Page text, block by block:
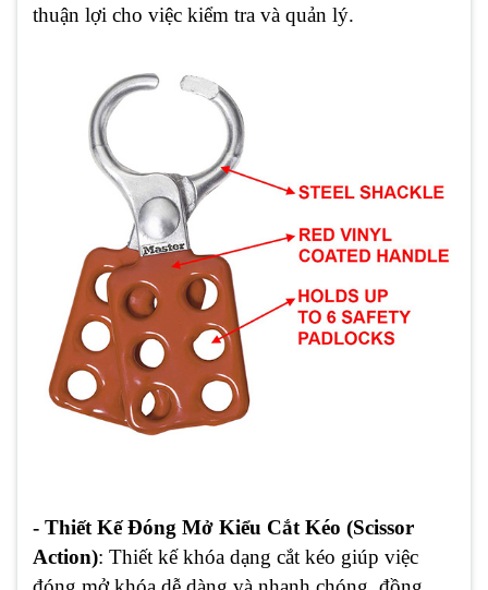
thuận lợi cho việc kiểm tra và quản lý.
- Thiết Kế Đóng Mở Kiểu Cắt Kéo (Scissor
Action): Thiết kế khóa dạng cắt kéo giúp việc